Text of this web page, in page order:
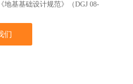
地基基础设计规范》（DGJ 08-
们